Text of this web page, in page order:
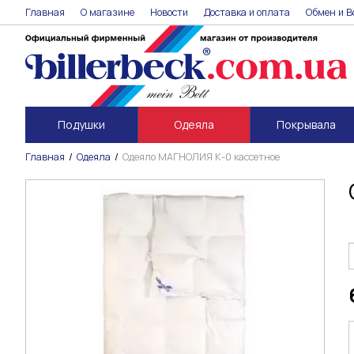
Главная О магазине Новости Доставка и оплата Обмен и
Подушки Одеяла Покрывала
Главная Одеяла Одеяло МАГНОЛИЯ К-0 кассетное